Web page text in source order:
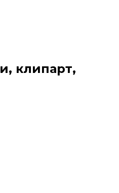
клипарт,